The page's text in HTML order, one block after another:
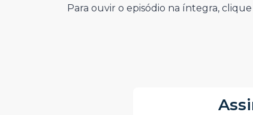
Para ouvir o episódio na íntegra, clique